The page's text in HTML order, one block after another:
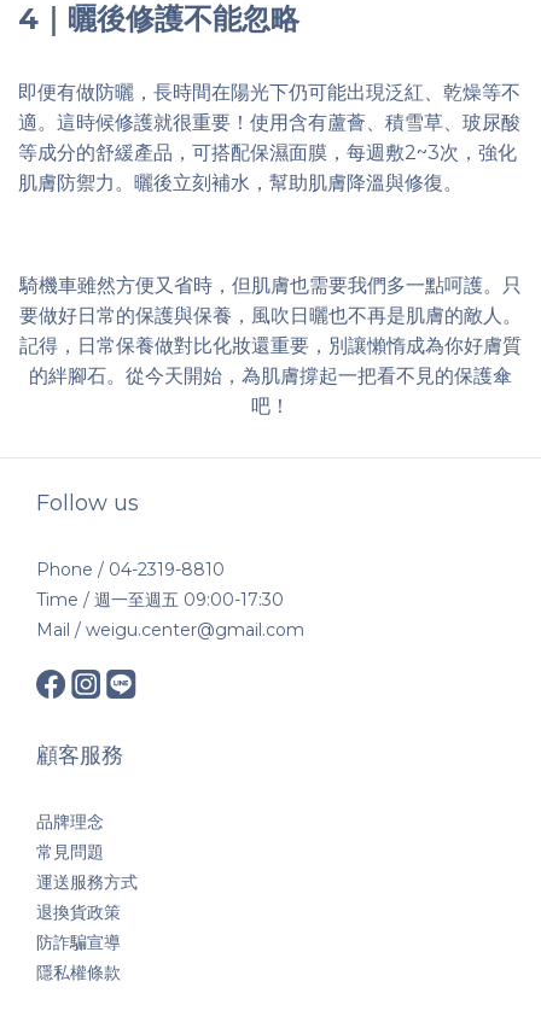
4｜曬後修護不能忽略
即便有做防曬，長時間在陽光下仍可能出現泛紅、乾燥等不
適。這時候修護就很重要！使用含有蘆薈、積雪草、玻尿酸
等成分的舒緩產品，可搭配保濕面膜，每週敷2~3次，強化
肌膚防禦力。曬後立刻補水，幫助肌膚降溫與修復。
騎機車雖然方便又省時，但肌膚也需要我們多一點呵護。只
要做好日常的保護與保養，風吹日曬也不再是肌膚的敵人。
記得，日常保養做對比化妝還重要，別讓懶惰成為你好膚質
的絆腳石。從今天開始，為肌膚撐起一把看不見的保護傘
吧！
Follow us
Phone / 04-2319-8810
Time / 週一至週五 09:00-17:30
Mail / weigu.center@gmail.com
顧客服務
品牌理念
常見問題
運送服務方式
退換貨政策
防詐騙宣導
隱私權條款